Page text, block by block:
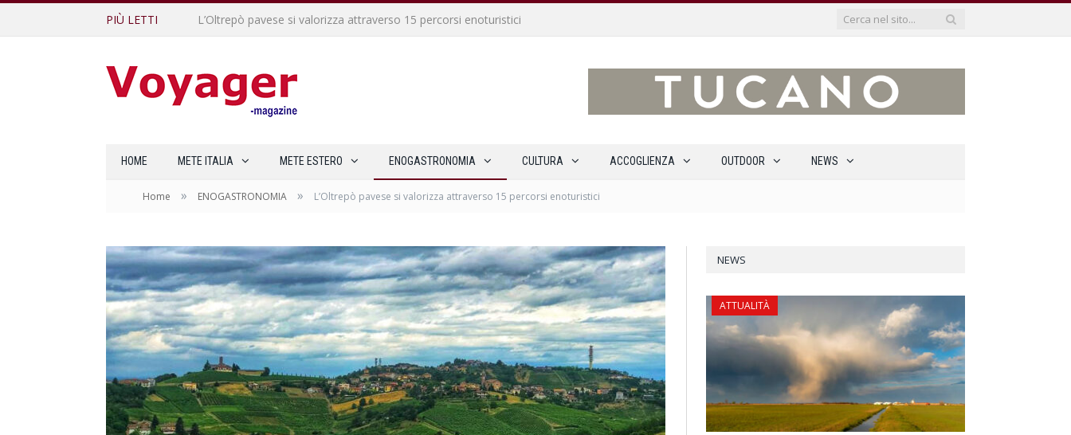
PIÙ LETTI L’Oltrepò pavese si valorizza attraverso 15 percorsi enoturistici
HOME METE ITALIA METE ESTERO ENOGASTRONOMIA CULTURA ACCOGLIENZA OUTDOOR NEWS
Home » ENOGASTRONOMIA » L’Oltrepò pavese si valorizza attraverso 15 percorsi enoturistici
NEWS
ATTUALITÀ